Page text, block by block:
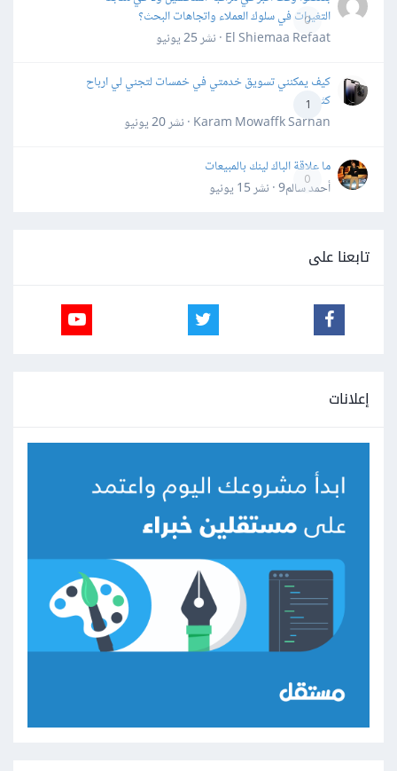
0
التغيرات في سلوك العملاء واتجاهات البحث؟
El Shiemaa Refaat · نشر
25 يونيو
1
كيف يمكنني تسويق خدمتي في خمسات لتجني لي ارباح
كثيرة
Karam Mowaffk Sarhan · نشر
20 يونيو
0
ما علاقة الباك لينك بالمبيعات
أحمد سالم9 · نشر
15 يونيو
تابعنا على
إعلانات